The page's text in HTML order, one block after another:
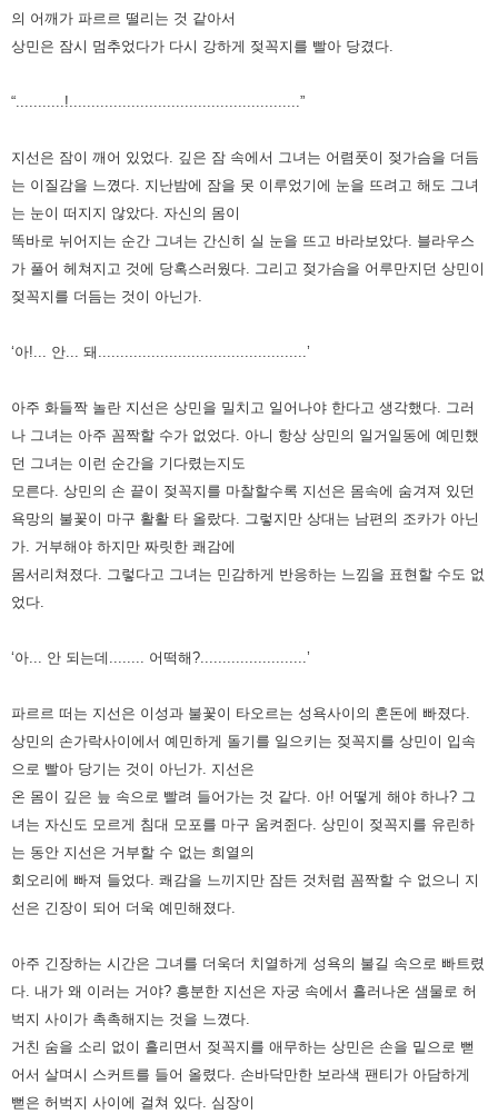
의 어깨가 파르르 떨리는 것 같아서
상민은 잠시 멈추었다가 다시 강하게 젖꼭지를 빨아 당겼다.
“...........!....................................................”
지선은 잠이 깨어 있었다. 깊은 잠 속에서 그녀는 어렴풋이 젖가슴을 더듬
는 이질감을 느꼈다. 지난밤에 잠을 못 이루었기에 눈을 뜨려고 해도 그녀
는 눈이 떠지지 않았다. 자신의 몸이
똑바로 뉘어지는 순간 그녀는 간신히 실 눈을 뜨고 바라보았다. 블라우스
가 풀어 헤쳐지고 것에 당혹스러웠다. 그리고 젖가슴을 어루만지던 상민이
젖꼭지를 더듬는 것이 아닌가.
‘아!... 안... 돼...............................................’
아주 화들짝 놀란 지선은 상민을 밀치고 일어나야 한다고 생각했다. 그러
나 그녀는 아주 꼼짝할 수가 없었다. 아니 항상 상민의 일거일동에 예민했
던 그녀는 이런 순간을 기다렸는지도
모른다. 상민의 손 끝이 젖꼭지를 마찰할수록 지선은 몸속에 숨겨져 있던
욕망의 불꽃이 마구 활활 타 올랐다. 그렇지만 상대는 남편의 조카가 아닌
가. 거부해야 하지만 짜릿한 쾌감에
몸서리쳐졌다.
그렇다고 그녀는 민감하게 반응하는 느낌을 표현할 수도 없
었다.
‘아... 안 되는데........ 어떡해?........................’
파르르 떠는 지선은 이성과 불꽃이 타오르는 성욕사이의 혼돈에 빠졌다.
상민의 손가락사이에서 예민하게 돌기를 일으키는 젖꼭지를 상민이 입속
으로 빨아 당기는 것이 아닌가. 지선은
온 몸이 깊은 늪 속으로 빨려 들어가는 것 같다. 아! 어떻게 해야 하나? 그
녀는 자신도 모르게 침대 모포를 마구 움켜쥔다. 상민이 젖꼭지를 유린하
는 동안 지선은 거부할 수 없는 희열의
회오리에 빠져 들었다. 쾌감을 느끼지만 잠든 것처럼 꼼짝할 수 없으니 지
선은 긴장이 되어 더욱 예민해졌다.
아주 긴장하는 시간은 그녀를 더욱더 치열하게 성욕의 불길 속으로 빠트렸
다. 내가 왜 이러는 거야? 흥분한 지선은 자궁 속에서 흘러나온 샘물로 허
벅지 사이가 촉촉해지는 것을 느꼈다.
거친 숨을 소리 없이 흘리면서 젖꼭지를 애무하는 상민은 손을 밑으로 뻗
어서 살며시 스커트를 들어 올렸다. 손바닥만한 보라색 팬티가 아담하게
뻗은 허벅지 사이에 걸쳐 있다. 심장이